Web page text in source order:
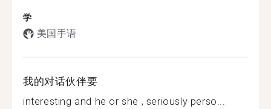
学
美国手语
我的对话伙伴要
interesting and he or she , seriously perso...